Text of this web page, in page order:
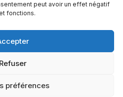
peut avoir un effet négatif
fonctions.
Refuser
préférences
Inc |
développé par Chameleon Ideas